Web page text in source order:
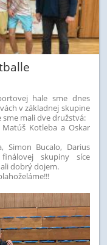
hale sme dnes
v základnej skupine
mali dve družstvá:
Kotleba a Oskar
Simon Bucalo, Darius
skupiny síce
dobrý dojem.